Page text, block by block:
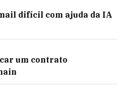
difícil com ajuda da IA
um contrato